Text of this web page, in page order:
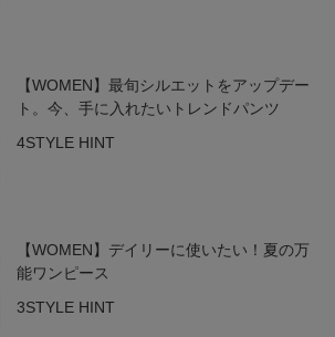
【WOMEN】最旬シルエットをアップデー
ト。今、手に入れたいトレンドパンツ
4STYLE HINT
【WOMEN】デイリーに使いたい！夏の万
能ワンピース
3STYLE HINT